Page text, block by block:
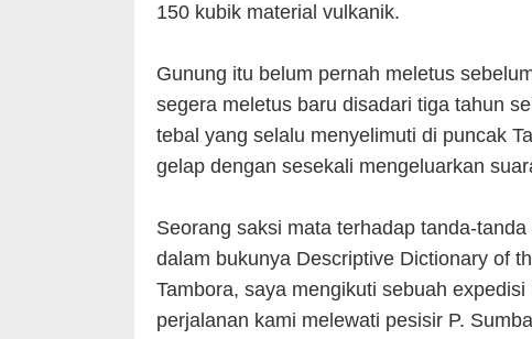
150 kubik material vulkanik.
Gunung itu belum pernah meletus
segera meletus baru disadari tiga tahun
tebal yang selalu menyelimuti di puncak
gelap dengan sesekali mengeluarkan
Seorang saksi mata terhadap tanda-
dalam bukunya Descriptive Dictionary of
Tambora, saya mengikuti sebuah
perjalanan kami melewati pesisir P.